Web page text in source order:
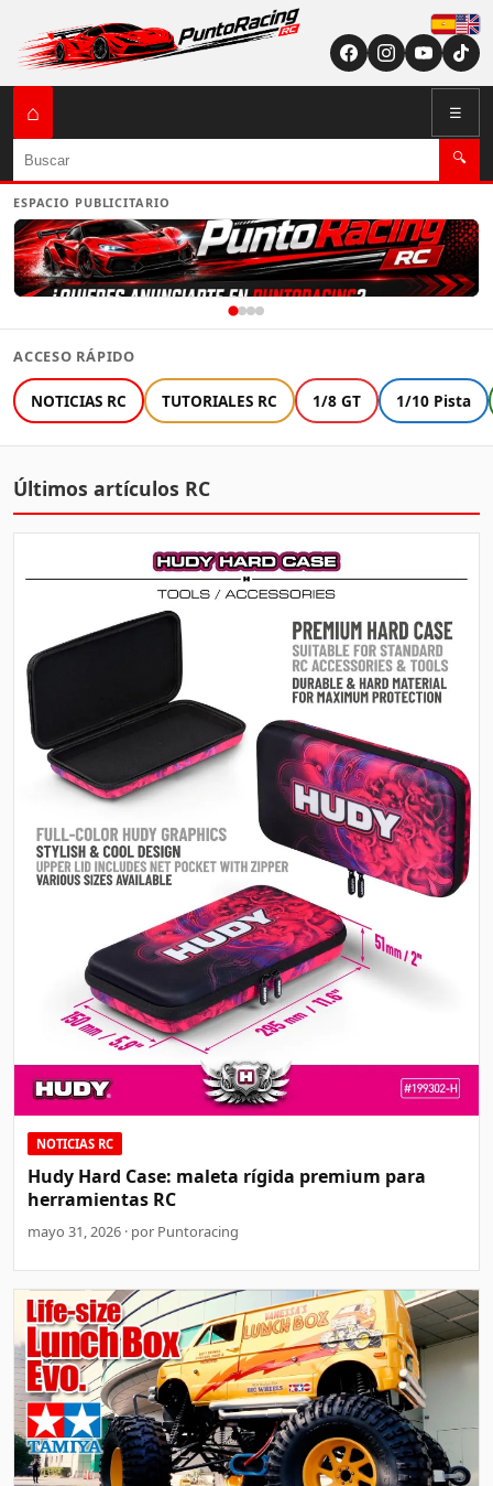
English (US /
⌂ ☰
Buscar 🔍
ESPACIO PUBLICITARIO
ACCESO RÁPIDO
NOTICIAS RC TUTORIALES RC 1/8 GT 1/10 Pista
Últimos artículos RC
NOTICIAS RC
Hudy Hard Case: maleta rígida premium para
herramientas RC
mayo 31, 2026 · por Puntoracing